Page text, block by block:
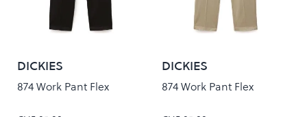
DICKIES
874 Work Pant Flex
DICKIES
874 Work Pant Flex